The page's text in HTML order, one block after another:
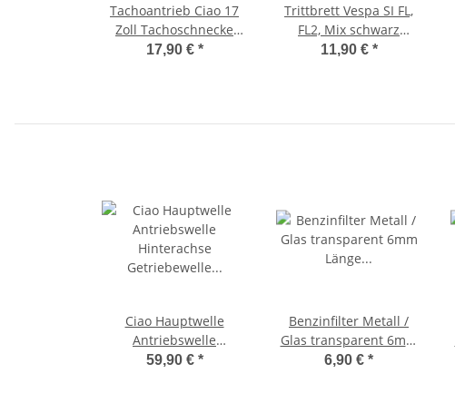
Tachoantrieb Ciao 17
Zoll Tachoschnecke
Innengewinde Typ
17,90 € *
Trittbrett Vespa SI FL,
FL2, Mix schwarz
Fußbrett Fußstütze -
11,90 € *
Ciao Hauptwelle
Antriebswelle
Hinterachse
59,90 € *
Benzinfilter Metall /
Glas transparent 6mm
Länge 39mm -OMG-
6,90 € *